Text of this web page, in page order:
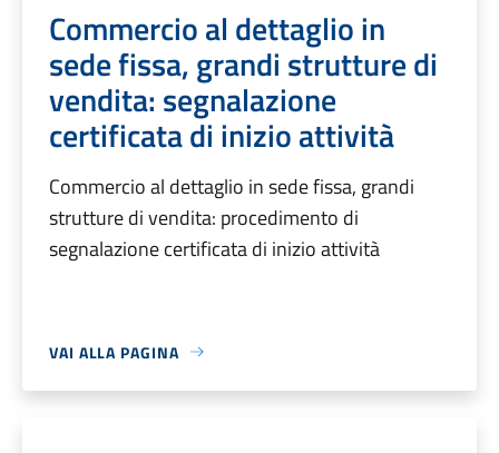
Commercio al dettaglio in
sede fissa, grandi strutture di
vendita: segnalazione
certificata di inizio attività
Commercio al dettaglio in sede fissa, grandi
strutture di vendita: procedimento di
segnalazione certificata di inizio attività
VAI ALLA PAGINA